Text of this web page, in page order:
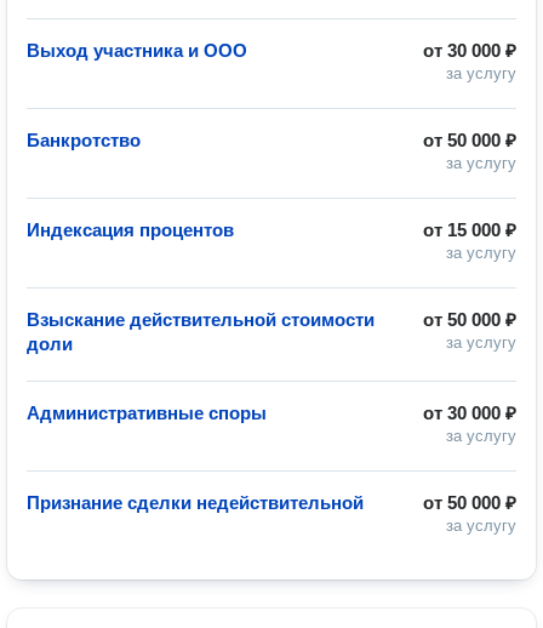
от 30 000 ₽
за услугу
Выход участника и ООО
от 50 000 ₽
за услугу
Банкротство
от 15 000 ₽
за услугу
Индексация процентов
от 50 000 ₽
за услугу
Взыскание действительной стоимости
доли
от 30 000 ₽
за услугу
Административные споры
от 50 000 ₽
за услугу
Признание сделки недействительной